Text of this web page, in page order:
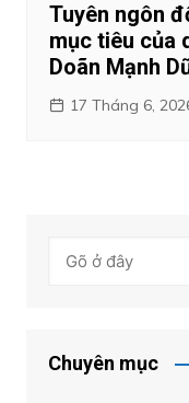
Tuyên ngôn
mục tiêu của
Doãn Mạnh
17 Tháng 6,
Chuyên mục